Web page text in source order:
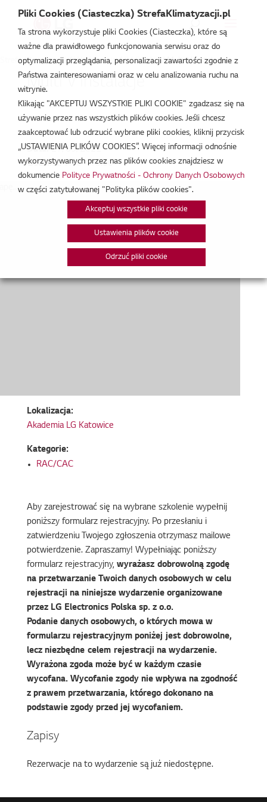
Strefa Klimatyzacji /Wydarzenia/RAC/CAC/Multi V Instalacje
Multi V Instalacje
wrz 27, 2022
Data:27/09/2022
Godzina:9:00 - 15:00
Lokalizacja:
Akademia LG Katowice
Kategorie:
RAC/CAC
Aby zarejestrować się na wybrane szkolenie wypełnij
poniższy formularz rejestracyjny. Po przesłaniu i
zatwierdzeniu Twojego zgłoszenia otrzymasz mailowe
potwierdzenie. Zapraszamy! Wypełniając poniższy
formularz rejestracyjny, wyrażasz dobrowolną zgodę
na przetwarzanie Twoich danych osobowych w celu
rejestracji na niniejsze wydarzenie organizowane
przez LG Electronics Polska sp. z o.o.
Podanie danych osobowych, o których mowa w
formularzu rejestracyjnym poniżej jest dobrowolne,
lecz niezbędne celem rejestracji na wydarzenie.
Wyrażona zgoda może być w każdym czasie
wycofana. Wycofanie zgody nie wpływa na zgodność
z prawem przetwarzania, którego dokonano na
podstawie zgody przed jej wycofaniem.
Zapisy
Rezerwacje na to wydarzenie są już niedostępne.
Pliki Cookies (Ciasteczka) StrefaKlimatyzacji.pl
Ta strona wykorzystuje pliki Cookies (Ciasteczka), które są
ważne dla prawidłowego funkcjonowania serwisu oraz do
optymalizacji przeglądania, personalizacji zawartości zgodnie z
Państwa zainteresowaniami oraz w celu analizowania ruchu na
witrynie.
Klikając "AKCEPTUJ WSZYSTKIE PLIKI COOKIE" zgadzasz się na
używanie przez nas wszystkich plików cookies. Jeśli chcesz
zaakceptować lub odrzucić wybrane pliki cookies, kliknij przycisk
„USTAWIENIA PLIKÓW COOKIES”. Więcej informacji odnośnie
wykorzystywanych przez nas plików cookies znajdziesz w
dokumencie Polityce Prywatności - Ochrony Danych Osobowych
w części zatytułowanej "Polityka plików cookies".
Akceptuj wszystkie pliki cookie
Ustawienia plików cookie
Odrzuć pliki cookie